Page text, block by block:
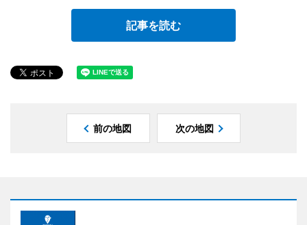
記事を読む
前の地図 次の地図